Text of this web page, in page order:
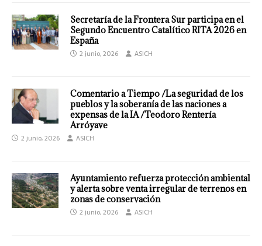
Secretaría de la Frontera Sur participa en el
Segundo Encuentro Catalítico RITA 2026 en
España
2 junio, 2026 ASICH
Comentario a Tiempo /La seguridad de los
pueblos y la soberanía de las naciones a
expensas de la IA /Teodoro Rentería
Arróyave
2 junio, 2026 ASICH
Ayuntamiento refuerza protección ambiental
y alerta sobre venta irregular de terrenos en
zonas de conservación
2 junio, 2026 ASICH